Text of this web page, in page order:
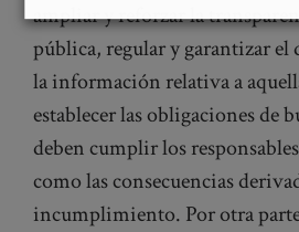
ampliar y reforzar la
pública, regular y garantizar el
la información relativa a
establecer las obligaciones de
deben cumplir los
como las consecuencias
incumplimiento. Por otra